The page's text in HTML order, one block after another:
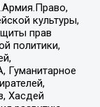
культуры,
прав
политики,
Хасдей